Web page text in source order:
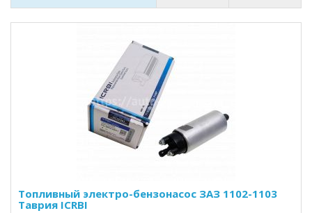
Топливный электро-бензонасос ЗАЗ 1102-1103
Таврия ICRBI